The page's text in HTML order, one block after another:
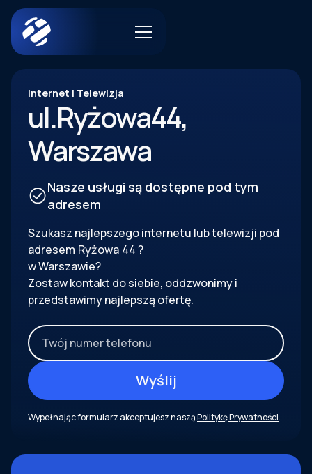
Internet | Telewizja
ul.Ryżowa44,
Warszawa
Nasze usługi są dostępne pod tym
adresem
Szukasz najlepszego internetu lub telewizji pod
adresem Ryżowa 44?
w Warszawie?
Zostaw kontakt do siebie, oddzwonimy i
przedstawimy najlepszą ofertę.
Wypełnając formularz akceptujesz nasząPolitykę Prywatności.